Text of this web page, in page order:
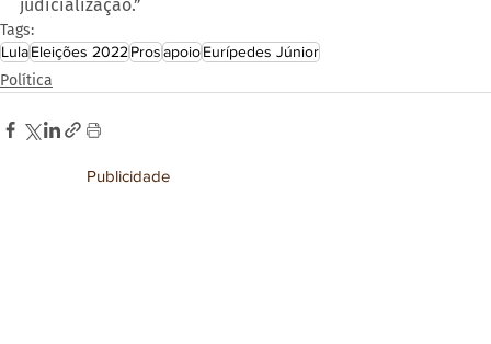
judicialização.”
Tags:
LulaEleições 2022ProsapoioEurípedes Júnior
Política
Publicidade